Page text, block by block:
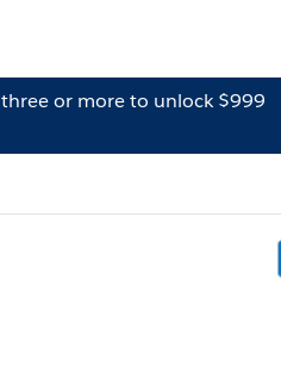
three or more to unlock $999